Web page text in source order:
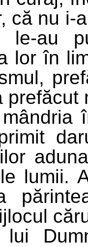
că nu i-
le-au
lor în
lumii.
lui